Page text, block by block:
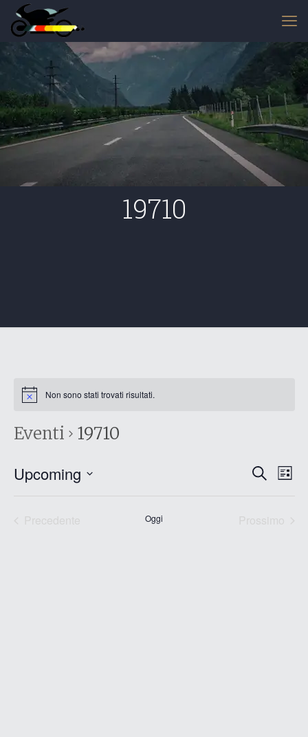
19710
Non sono stati trovati risultati.
Eventi 19710
Eventi
Cerca List
Upcoming
Oggi